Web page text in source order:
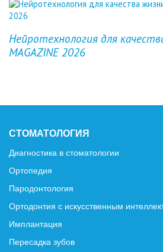
Нейротехнология для
MAGAZINE 2026
Previous
СТОМАТОЛОГИЯ
Диагностика в стоматологии
Ортопедия
Пародонтология
Ортодонтия с искусственным
Имплантация
Пересадка зубов